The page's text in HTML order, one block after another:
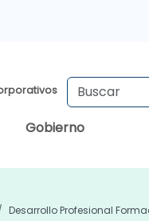
Gobierno
Desarrollo Profesional